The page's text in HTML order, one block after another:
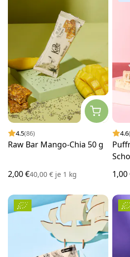
4.5(86)
Raw Bar Mango-Chia 50 g
2,00 €40,00 € je 1 kg
4.6
1,00